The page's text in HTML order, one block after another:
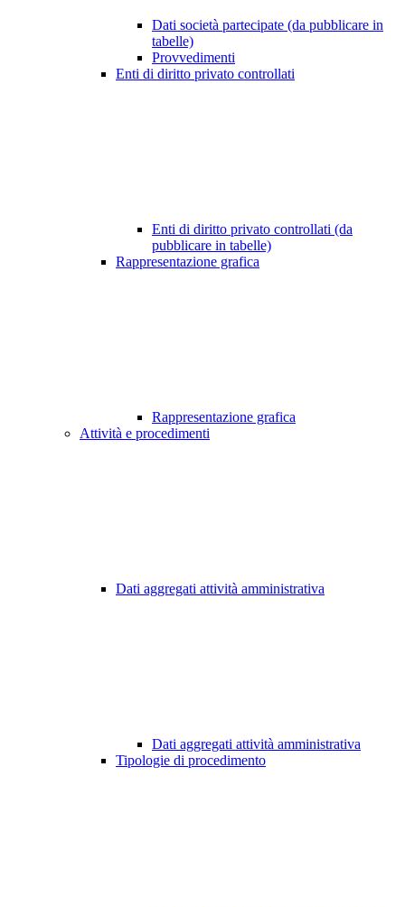
Dati società partecipate (da pubblicare in
tabelle)
Provvedimenti
Enti di diritto privato controllati
Enti di diritto privato controllati (da
pubblicare in tabelle)
Rappresentazione grafica
Rappresentazione grafica
Attività e procedimenti
Dati aggregati attività amministrativa
Dati aggregati attività amministrativa
Tipologie di procedimento